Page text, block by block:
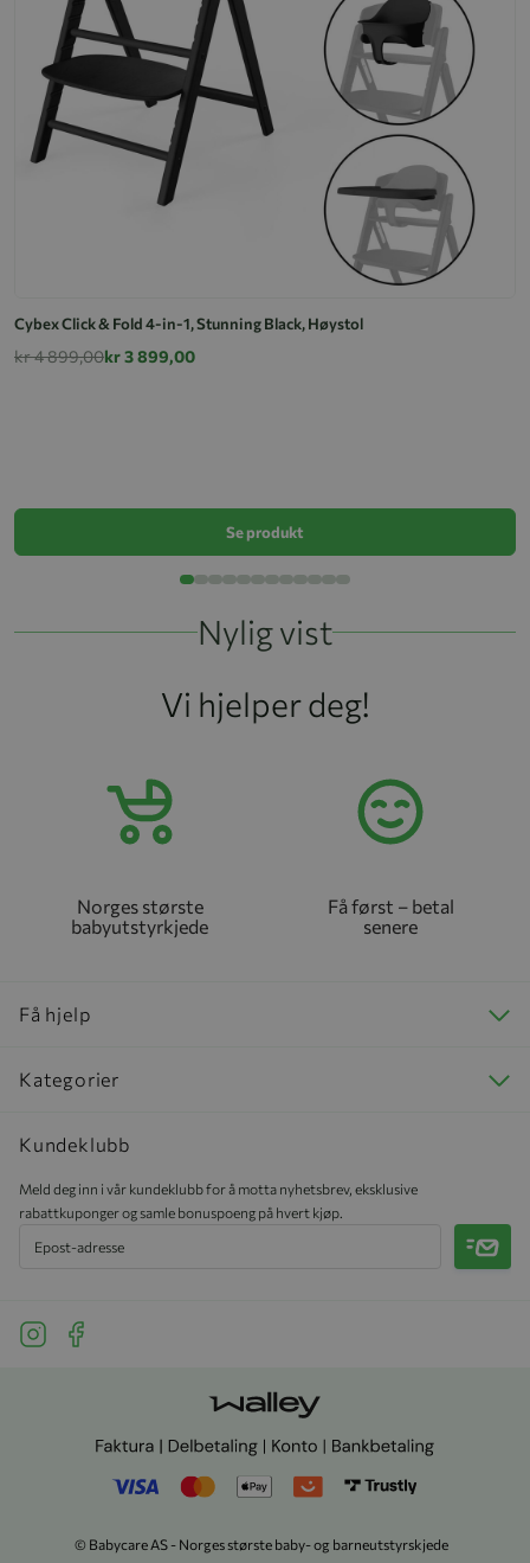
Cybex Click & Fold 4-in-1, Stunning Black, Høystol
kr 4 899,00kr 3 899,00
Se produkt
Nylig vist
Vi hjelper deg!
Norges største
babyutstyrkjede
Få først – betal
senere
Få hjelp
Kategorier
Kundeklubb
Meld deg inn i vår kundeklubb for å motta nyhetsbrev, eksklusive
rabattkuponger og samle bonuspoeng på hvert kjøp.
Meld
See our Instagram
See our Facebook
© Babycare AS - Norges største baby- og barneutstyrskjede